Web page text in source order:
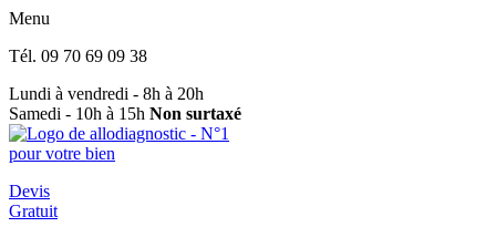
Menu
Tél. 09 70 69 09 38
Lundi à vendredi - 8h à 20h
Samedi - 10h à 15h Non surtaxé
Devis
Gratuit